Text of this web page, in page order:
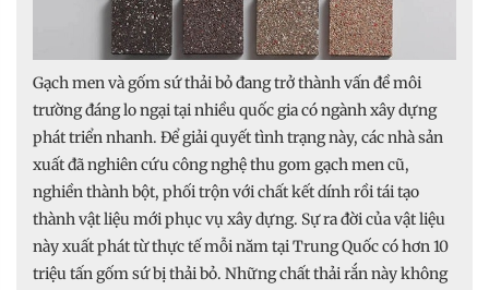
Gạch men và gốm sứ thải bỏ đang trở thành vấn đề môi
trường đáng lo ngại tại nhiều quốc gia có ngành xây dựng
phát triển nhanh. Để giải quyết tình trạng này, các nhà sản
xuất đã nghiên cứu công nghệ thu gom gạch men cũ,
nghiền thành bột, phối trộn với chất kết dính rồi tái tạo
thành vật liệu mới phục vụ xây dựng. Sự ra đời của vật liệu
này xuất phát từ thực tế mỗi năm tại Trung Quốc có hơn 10
triệu tấn gốm sứ bị thải bỏ. Những chất thải rắn này không